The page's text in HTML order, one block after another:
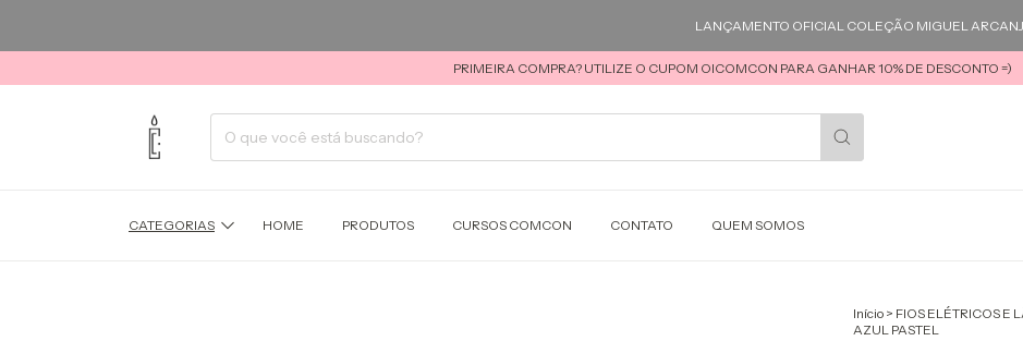
LANÇAMENTO OFICIAL COLEÇÃO MIGUEL ARCANJO E
PRIMEIRA COMPRA? UTILIZE O CUPOM OICOMCON PARA GANHAR 10% DE DESCONTO =)
CATEGORIAS HOME PRODUTOS CURSOS COMCON CONTATO QUEM SOMOS
Início > FIOS ELÉTRICOS E
AZUL PASTEL